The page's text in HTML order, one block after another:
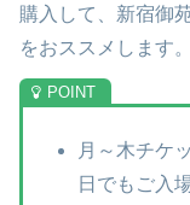
購入して、新宿御
をおススメします。
月～木チケ
日でもご入